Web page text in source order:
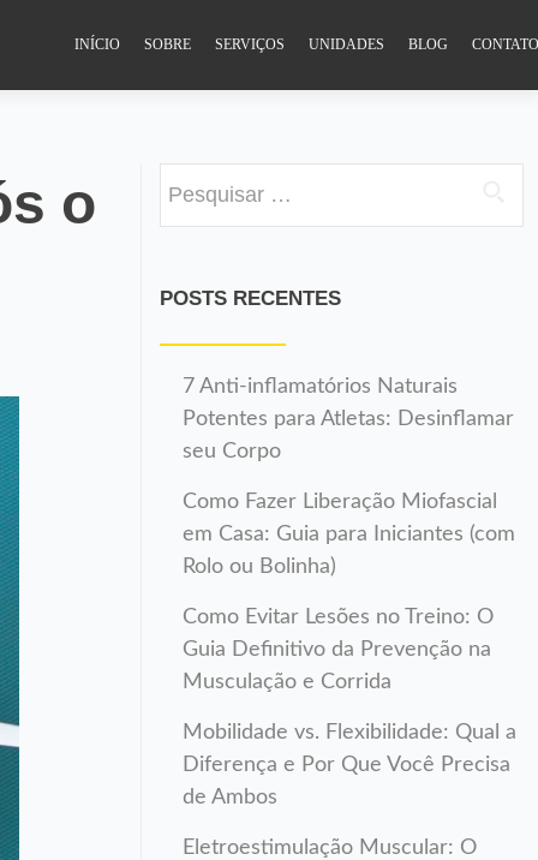
INÍCIO SOBRE SERVIÇOS UNIDADES BLOG CONTATO
o
POSTS RECENTES
7 Anti-inflamatórios Naturais
Potentes para Atletas: Desinflamar
seu Corpo
Como Fazer Liberação Miofascial
em Casa: Guia para Iniciantes (com
Rolo ou Bolinha)
Como Evitar Lesões no Treino: O
Guia Definitivo da Prevenção na
Musculação e Corrida
Mobilidade vs. Flexibilidade: Qual a
Diferença e Por Que Você Precisa
de Ambos
Eletroestimulação Muscular: O